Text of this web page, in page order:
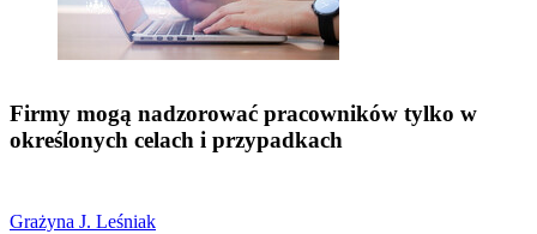
Firmy mogą nadzorować pracowników tylko w
określonych celach i przypadkach
Grażyna J. Leśniak